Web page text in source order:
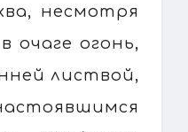
несмотря
очаге огонь,
листвой,